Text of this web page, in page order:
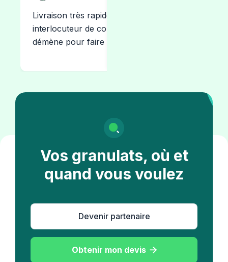
Livraison très rapide,
interlocuteur de confiance et se
démène pour faire le maximum.
Vos granulats, où et
quand vous voulez
Devenir partenaire
Obtenir mon devis 